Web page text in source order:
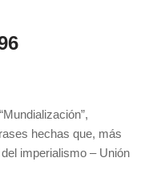
hechas que, más
imperialismo – Unión